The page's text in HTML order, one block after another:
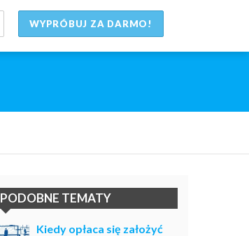
WYPRÓBUJ ZA DARMO!
PODOBNE TEMATY
Kiedy opłaca się założyć